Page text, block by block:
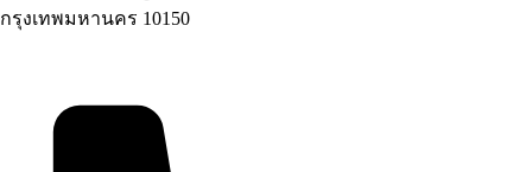
กรุงเทพมหานคร 10150